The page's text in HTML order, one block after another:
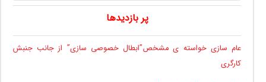
پر بازدیدها
عام سازی خواسته ی مشخص”ابطال خصوصی سازی” از جانب جنبش
کارگری